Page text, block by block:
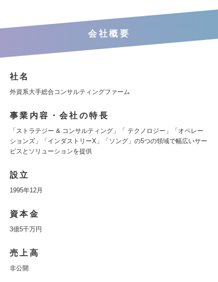
会社概要
社名
外資系大手総合コンサルティングファーム
事業内容・会社の特長
「ストラテジー & コンサルティング」「 テクノロジー」「オペレー
ションズ」「インダストリーX」「ソング」の5つの領域で幅広いサー
ビスとソリューションを提供
設立
1995年12月
資本金
3億5千万円
売上高
非公開